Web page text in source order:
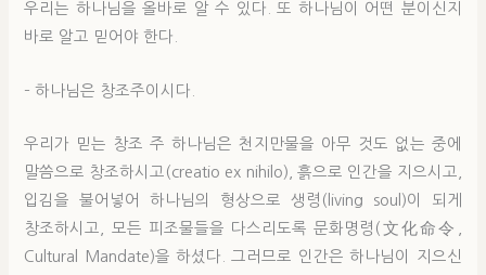
우리는 하나님을 올바로 알 수 있다. 또 하나님이 어떤 분이신지
바로 알고 믿어야 한다.
– 하나님은 창조주이시다.
우리가 믿는 창조 주 하나님은 천지만물을 아무 것도 없는 중에
말씀으로 창조하시고(creatio ex nihilo), 흙으로 인간을 지으시고,
입김을 불어넣어 하나님의 형상으로 생령(living soul)이 되게
창조하시고, 모든 피조물들을 다스리도록 문화명령(文化命令,
Cultural Mandate)을 하셨다. 그러므로 인간은 하나님이 지으신